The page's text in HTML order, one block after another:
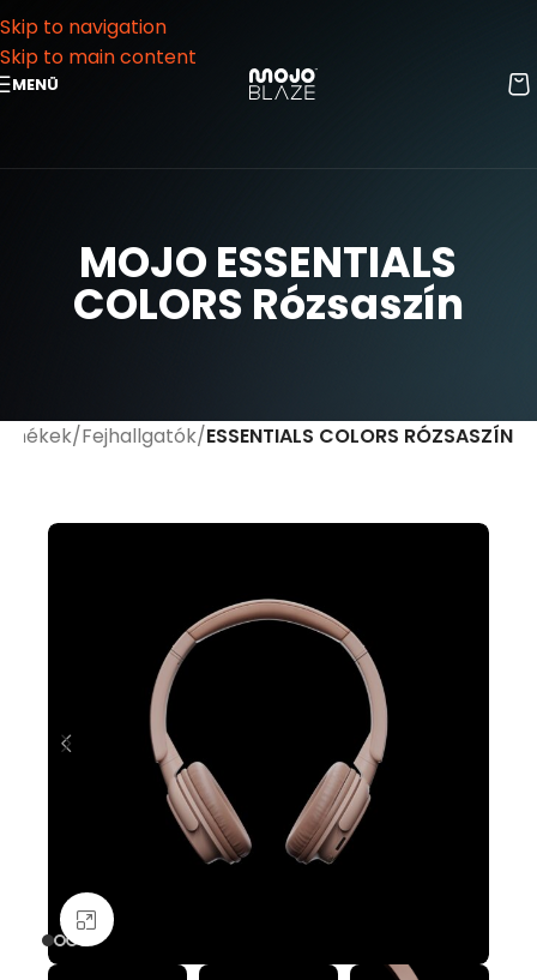
Skip to navigation
Skip to main content
MENÜ
MOJO ESSENTIALS
COLORS Rózsaszín
Fejhallgatók ESSENTIALS COLORS RÓZSASZÍN
Nagyításhoz kattints ide